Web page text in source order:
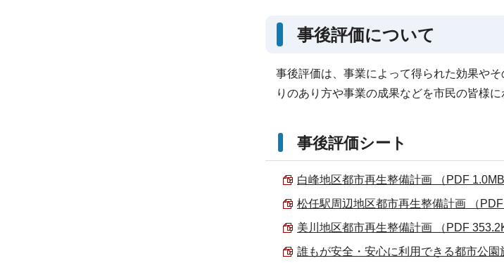
事後評価について
事後評価は、事業によって得られた効果や
りのあり方や事業の成果などを市民の皆様
事後評価シート
白峰地区都市再生整備計画 （PDF 1.0MB
松任駅周辺地区都市再生整備計画 （PDF
美川地区都市再生整備計画 （PDF
誰もが安全・安心に利用できる都市公園